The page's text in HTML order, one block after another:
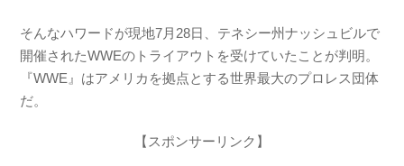
o
o
k
e
そんなハワードが現地7月28日、テネシー州ナッシュビルで
開催されたWWEのトライアウトを受けていたことが判明。
『WWE』はアメリカを拠点とする世界最大のプロレス団体
だ。
【スポンサーリンク】